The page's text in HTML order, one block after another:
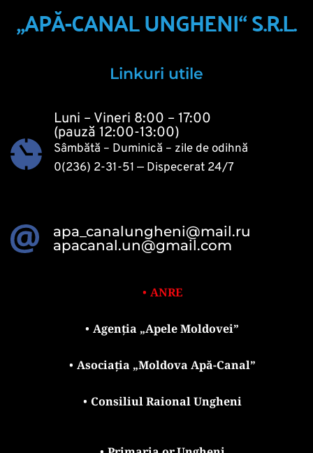
„APĂ-CANAL UNGHENI“ S.R.L.
Linkuri utile
Luni – Vineri 8:00 – 17:00
(pauză 12:00-13:00)
Sâmbătă – Duminică – zile de odihnă
0(236) 2-31-51 — Dispecerat 24/7
apa_canalungheni@mail.ru
apacanal.un@gmail.com
ANRE
Agenția „Apele Moldovei”
Asociația „Moldova Apă-Canal”
Consiliul Raional Ungheni